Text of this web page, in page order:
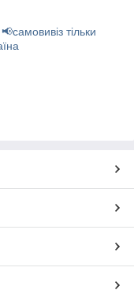
тільки